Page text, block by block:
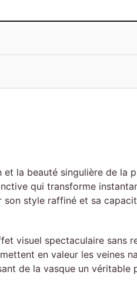
la beauté singulière de la
qui transforme
son style raffiné et sa
visuel spectaculaire sans
en valeur les veines
de la vasque un véritable